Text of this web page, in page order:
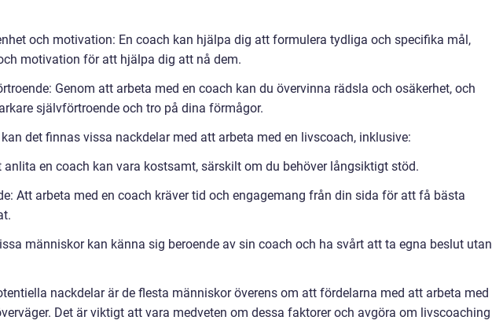
och motivation: En coach kan hjälpa dig att formulera tydliga och specifika mål,
motivation för att hjälpa dig att nå dem.
Genom att arbeta med en coach kan du övervinna rädsla och osäkerhet, och
självförtroende och tro på dina förmågor.
det finnas vissa nackdelar med att arbeta med en livscoach, inklusive:
anlita en coach kan vara kostsamt, särskilt om du behöver långsiktigt stöd.
Att arbeta med en coach kräver tid och engagemang från din sida för att få bästa
människor kan känna sig beroende av sin coach och ha svårt att ta egna beslut utan
nackdelar är de flesta människor överens om att fördelarna med att arbeta med
Det är viktigt att vara medveten om dessa faktorer och avgöra om livscoaching